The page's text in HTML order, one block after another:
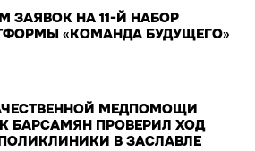
ЗАЯВОК НА 11-Й НАБОР
«КОМАНДА БУДУЩЕГО»
МЕДПОМОЩИ
БАРСАМЯН ПРОВЕРИЛ ХОД
В ЗАСЛАВЛЕ